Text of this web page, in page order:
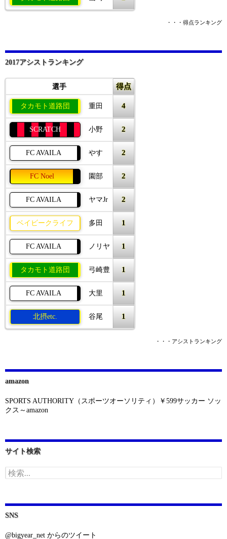
・・・得点ランキング
2017アシストランキング
選手 得点
タカモト道路団 重田 4
SCRATCH 小野 2
FC AVAILA やす 2
FC Noel 園部 2
FC AVAILA ヤマJr 2
ベイビークライフ 多田 1
FC AVAILA ノリヤ 1
タカモト道路団 弓崎豊 1
FC AVAILA 大里 1
北摂etc. 谷尾 1
・・・アシストランキング
amazon
SPORTS AUTHORITY（スポーツオーソリティ）￥599サッカー ソッ
クス～amazon
サイト検索
検
索:
SNS
@bigyear_net からのツイート